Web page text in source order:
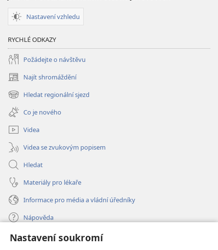
Nastavení soukromí
Nastavení vzhledu
RYCHLÉ ODKAZY
Požádejte o návštěvu
Najít shromáždění
(otevřeno
nové
okno)
Hledat regionální sjezd
(otevřeno
nové
okno)
Co je nového
Videa
Videa se zvukovým popisem
Hledat
Materiály pro lékaře
Informace pro média a vládní úředníky
Nápověda
Dary